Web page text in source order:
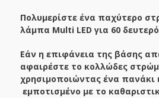
Πολυμερίστε ένα παχύτερο
λάμπα Multi LED για 60
Εάν η επιφάνεια της βάσης
αφαιρέστε το κολλώδες
χρησιμοποιώντας ένα πανάκι
εμποτισμένο με το